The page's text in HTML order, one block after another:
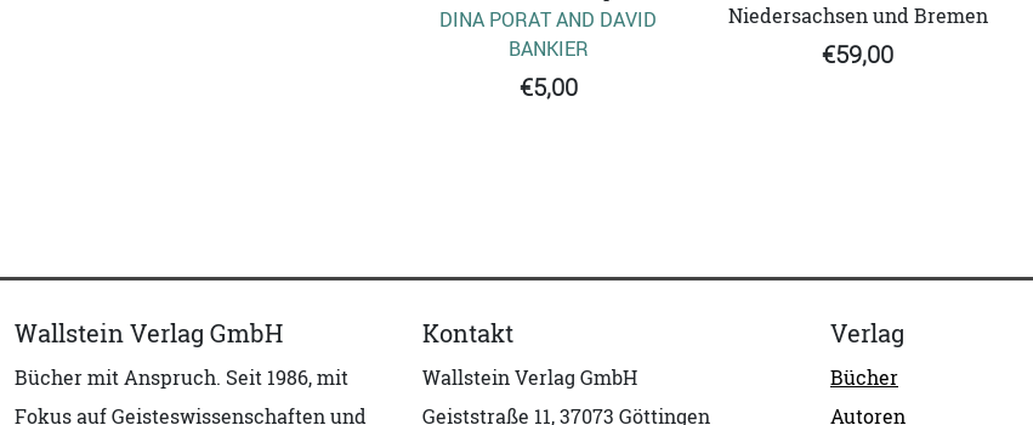
DINA PORAT AND DAVID
BANKIER
€5,00
Niedersachsen und Bremen
€59,00
Wallstein Verlag GmbH
Bücher mit Anspruch. Seit 1986, mit
Fokus auf Geisteswissenschaften und
Kontakt
Wallstein Verlag GmbH
Geiststraße 11, 37073 Göttingen
Verlag
Bücher
Autoren